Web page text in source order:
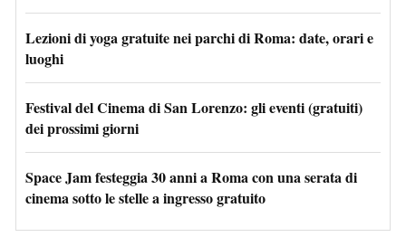
Lezioni di yoga gratuite nei parchi di Roma: date, orari e
luoghi
Festival del Cinema di San Lorenzo: gli eventi (gratuiti)
dei prossimi giorni
Space Jam festeggia 30 anni a Roma con una serata di
cinema sotto le stelle a ingresso gratuito